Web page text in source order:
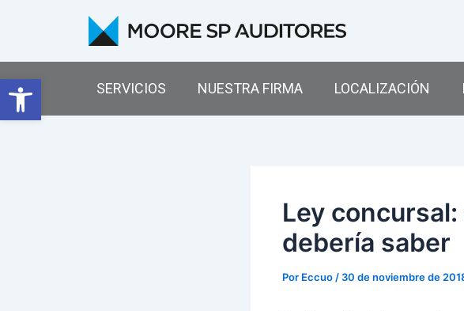
Abrir barra de herramientas
SERVICIOS NUESTRA FIRMA LOCALIZACIÓN
Ley
debería saber
Por Eccuo / 30 de noviembre de
de